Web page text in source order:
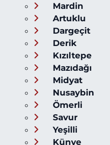
Mardin
Artuklu
Dargeçit
Derik
Kızıltepe
Mazıdağı
Midyat
Nusaybin
Ömerli
Savur
Yeşilli
Künye